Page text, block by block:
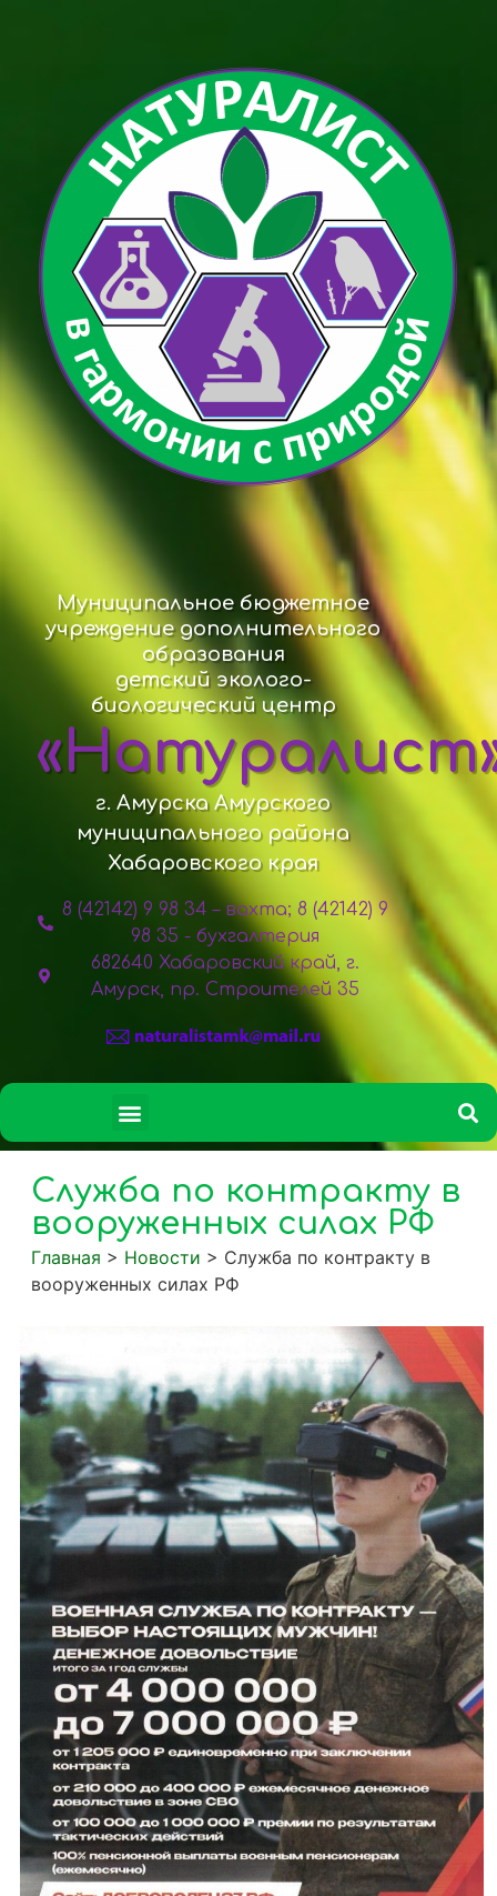
Муниципальное бюджетное
учреждение дополнительного
образования
детский эколого-
биологический центр
г. Амурска Амурского
муниципального района
Хабаровского края
8 (42142) 9 98 34 – вахта; 8 (42142) 9
98 35 - бухгалтерия
682640 Хабаровский край, г.
Амурск, пр. Строителей 35
Служба по контракту в
вооруженных силах РФ
Главная > Новости > Служба по контракту в
вооруженных силах РФ